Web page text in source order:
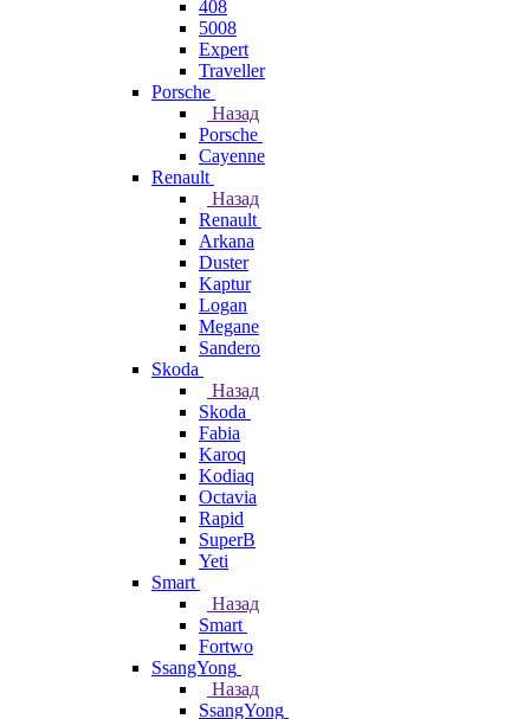
408
5008
Expert
Traveller
Porsche
Назад
Porsche
Cayenne
Renault
Назад
Renault
Arkana
Duster
Kaptur
Logan
Megane
Sandero
Skoda
Назад
Skoda
Fabia
Karoq
Kodiaq
Octavia
Rapid
SuperB
Yeti
Smart
Назад
Smart
Fortwo
SsangYong
Назад
SsangYong